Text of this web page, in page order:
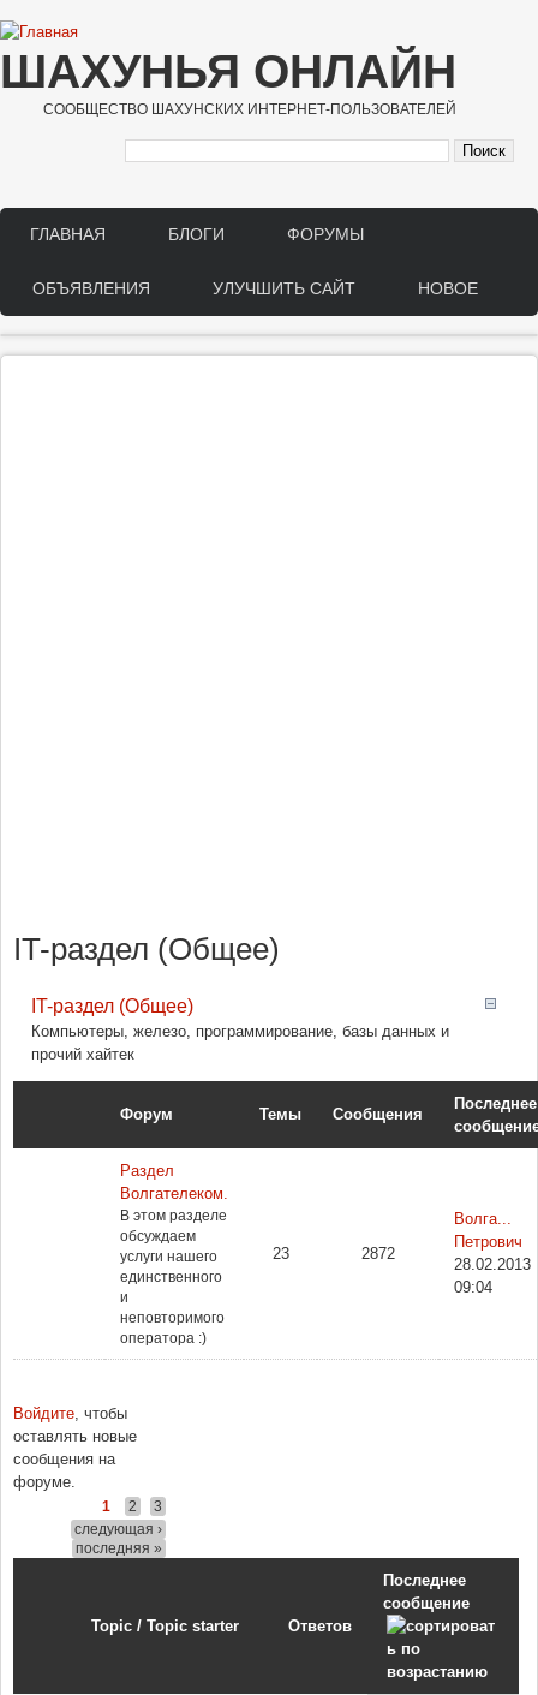
Перейти к основному содержанию
ШАХУНЬЯ ОНЛАЙН
СООБЩЕСТВО ШАХУНСКИХ ИНТЕРНЕТ-ПОЛЬЗОВАТЕЛЕЙ
Main menu
ГЛАВНАЯ БЛОГИ ФОРУМЫ
ОБЪЯВЛЕНИЯ УЛУЧШИТЬ САЙТ НОВОЕ
IT-раздел (Общее)
IT-раздел (Общее)
Компьютеры, железо, программирование, базы данных и
прочий хайтек
Форум Темы Сообщения
Последнее
Раздел
Волгателеком.
В этом разделе
обсуждаем
услуги нашего
единственного
и
неповторимого
оператора :)
23 2872
Волга...
Петрович
28.02.2013
09:04
Войдите, чтобы
оставлять новые
сообщения на
форуме.
Страницы
1 2
3
следующая ›
последняя »
Topic / Topic starter Ответов
Последнее
сообщение